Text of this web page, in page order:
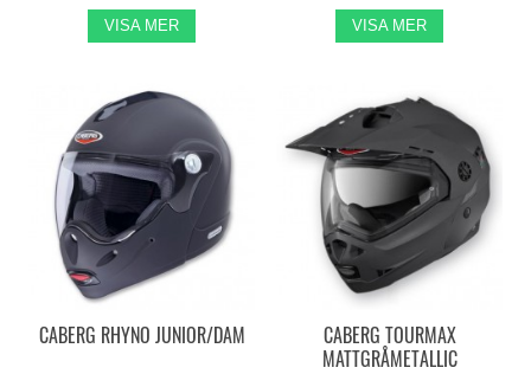
VISA MER VISA MER
CABERG RHYNO JUNIOR/DAM
CABERG TOURMAX
MATTGRÅMETALLIC